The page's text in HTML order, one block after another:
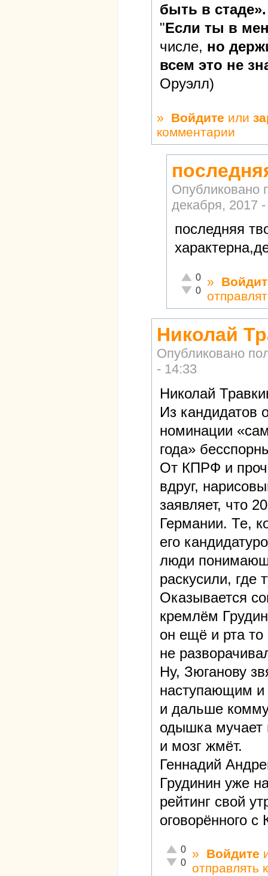
быть в стаде».
"Если ты в
числе, но
всем это не
Оруэлл)
» Войдите или
комментарии
Опубликовано
декабря, 2017
последняя
Отлично!
0
Неадекватно!
0
»
Николай
Опубликовано
- 14:33
Николай
Из кандидатов
номинации
года»
От КПРФ и
вдруг,
заявляет, что
Германии. Те,
его
люди
раскусили, где
Оказывается
кремлём
он ещё и рта то
не
Ну, Зюганову
наступающим и
и дальше
одышка мучает
и мозг жмёт.
Геннадий
Грудинин уже
рейтинг свой
оговорённого с
Отлично!
0
Неадекватно!
0
» Войдите
отправлять